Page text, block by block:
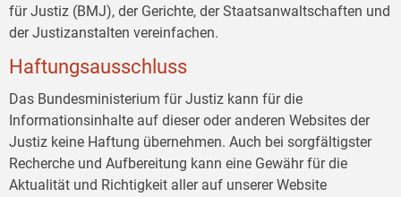
für Justiz (BMJ), der Gerichte, der Staatsanwaltschaften und
der Justizanstalten vereinfachen.
Haftungsausschluss
Das Bundesministerium für Justiz kann für die
Informationsinhalte auf dieser oder anderen Websites der
Justiz keine Haftung übernehmen. Auch bei sorgfältigster
Recherche und Aufbereitung kann eine Gewähr für die
Aktualität und Richtigkeit aller auf unserer Website